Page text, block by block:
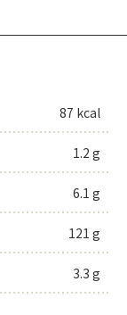
87 kcal
1.2 g
6.1 g
121 g
3.3 g